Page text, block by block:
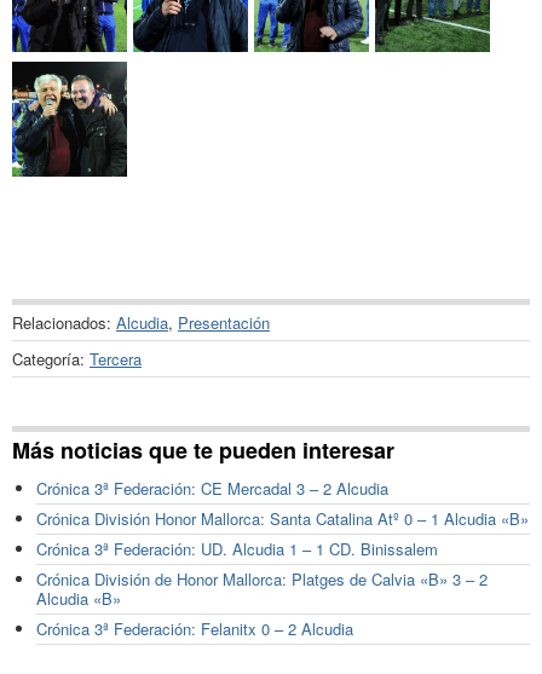
Relacionados: Alcudia, Presentación
Categoría: Tercera
Más noticias que te pueden interesar
Crónica 3ª Federación: CE Mercadal 3 – 2 Alcudia
Crónica División Honor Mallorca: Santa Catalina Atº 0 – 1 Alcudia «B»
Crónica 3ª Federación: UD. Alcudia 1 – 1 CD. Binissalem
Crónica División de Honor Mallorca: Platges de Calvia «B» 3 – 2
Alcudia «B»
Crónica 3ª Federación: Felanitx 0 – 2 Alcudia